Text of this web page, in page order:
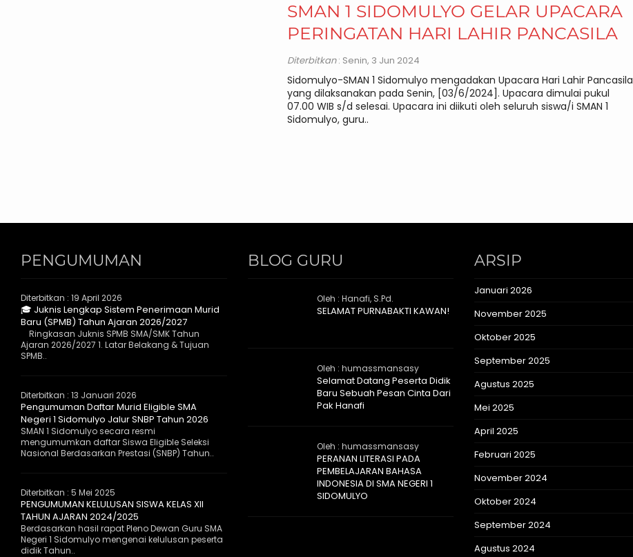
SMAN 1 SIDOMULYO GELAR UPACARA
PERINGATAN HARI LAHIR PANCASILA
Diterbitkan: Senin, 3 Jun 2024
Sidomulyo-SMAN 1 Sidomulyo mengadakan Upacara Hari Lahir Pancasila
yang dilaksanakan pada Senin, [03/6/2024]. Upacara dimulai pukul
07.00 WIB s/d selesai. Upacara ini diikuti oleh seluruh siswa/i SMAN 1
Sidomulyo, guru..
PENGUMUMAN
Diterbitkan : 19 April 2026
🎓 Juknis Lengkap Sistem Penerimaan Murid
Baru (SPMB) Tahun Ajaran 2026/2027
Ringkasan Juknis SPMB SMA/SMK Tahun
Ajaran 2026/2027 1. Latar Belakang & Tujuan
SPMB..
Diterbitkan : 13 Januari 2026
Pengumuman Daftar Murid Eligible SMA
Negeri 1 Sidomulyo Jalur SNBP Tahun 2026
SMAN 1 Sidomulyo secara resmi
mengumumkan daftar Siswa Eligible Seleksi
Nasional Berdasarkan Prestasi (SNBP) Tahun..
Diterbitkan : 5 Mei 2025
PENGUMUMAN KELULUSAN SISWA KELAS XII
TAHUN AJARAN 2024/2025
Berdasarkan hasil rapat Pleno Dewan Guru SMA
Negeri 1 Sidomulyo mengenai kelulusan peserta
didik Tahun..
BLOG GURU
Oleh : Hanafi, S.Pd.
SELAMAT PURNABAKTI KAWAN!
Oleh : humassmansasy
Selamat Datang Peserta Didik
Baru Sebuah Pesan Cinta Dari
Pak Hanafi
Oleh : humassmansasy
PERANAN LITERASI PADA
PEMBELAJARAN BAHASA
INDONESIA DI SMA NEGERI 1
SIDOMULYO
ARSIP
Januari 2026
November 2025
Oktober 2025
September 2025
Agustus 2025
Mei 2025
April 2025
Februari 2025
November 2024
Oktober 2024
September 2024
Agustus 2024